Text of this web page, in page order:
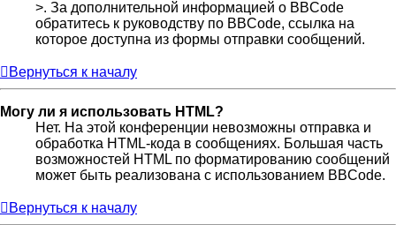
>. За дополнительной информацией о BBCode
обратитесь к руководству по BBCode, ссылка на
которое доступна из формы отправки сообщений.
Вернуться к началу
Могу ли я использовать HTML?
Нет. На этой конференции невозможны отправка и
обработка HTML-кода в сообщениях. Большая часть
возможностей HTML по форматированию сообщений
может быть реализована с использованием BBCode.
Вернуться к началу